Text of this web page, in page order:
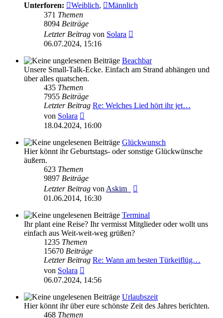
Unterforen:
Weiblich,
Männlich
371 Themen
8094 Beiträge
Letzter Beitrag von Solara
06.07.2024, 15:16
Beachbar
Unsere Small-Talk-Ecke. Einfach am Strand abhängen und
über alles quatschen.
435 Themen
7955 Beiträge
Letzter Beitrag Re: Welches Lied hört ihr jet…
von Solara
Beitrag
18.04.2024, 16:00
Glückwunsch
Hier könnt ihr Geburtstags- oder sonstige Glückwünsche
äußern.
623 Themen
9897 Beiträge
Letzter Beitrag von Askim_
01.06.2014, 16:30
Terminal
Ihr plant eine Reise? Ihr vermisst Mitglieder oder wollt uns
einfach aus Weit-weit-weg grüßen?
1235 Themen
15670 Beiträge
Letzter Beitrag Re: Wann am besten Türkeiflüg…
von Solara
Beitrag
06.07.2024, 14:56
Urlaubszeit
Hier könnt ihr über eure schönste Zeit des Jahres berichten.
468 Themen